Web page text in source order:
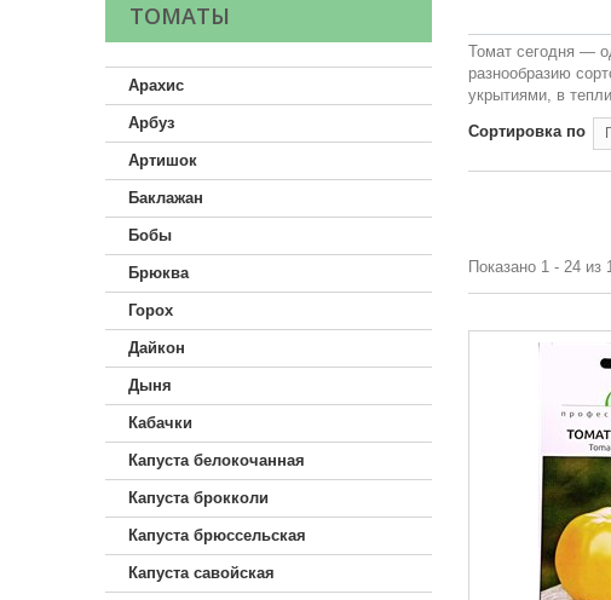
ТОМАТЫ
Арахис
Арбуз
Артишок
Баклажан
Бобы
Брюква
Горох
Дайкон
Дыня
Кабачки
Капуста белокочанная
Капуста брокколи
Капуста брюссельская
Капуста савойская
Томат сегодня —
разнообразию
укрытиями, в
Сортировка по
Показано 1 - 24 из